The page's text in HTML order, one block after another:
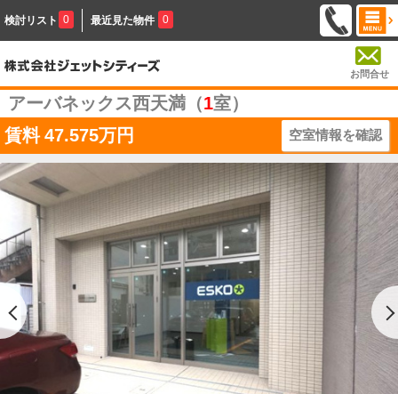
検討リスト 0 最近見た物件 0
お問合せ
アーバネックス西天満（1室）
賃料 47.575万円 空室情報を確認